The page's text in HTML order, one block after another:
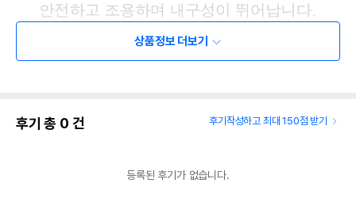
상품정보 더보기
후기 총 0 건 후기작성하고 최대 150점 받기
등록된 후기가 없습니다.